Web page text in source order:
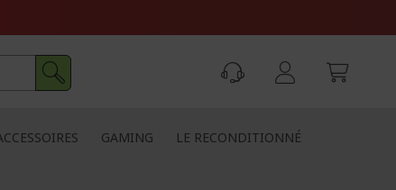
GAMING LE RECONDITIONNÉ